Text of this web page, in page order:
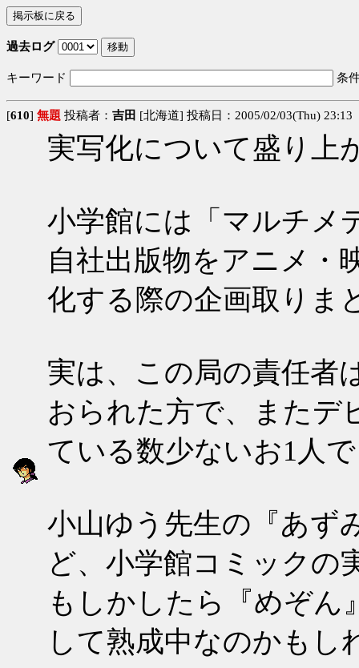
過去ログ
キーワード 条
[610] 無題 投稿者： 吉田 [北海道] 投稿日：2005/02/03(Thu) 23:13
実写化について盛り上
小学館には「マルチメ
自社出版物をアニメ・
化する際の企画取りま
実は、この局の責任者
おられた方で、またデ
ている数少ないお1人
小山ゆう先生の『あず
ど、小学館コミックの
もしかしたら『めぞん
して熟成中なのかもし